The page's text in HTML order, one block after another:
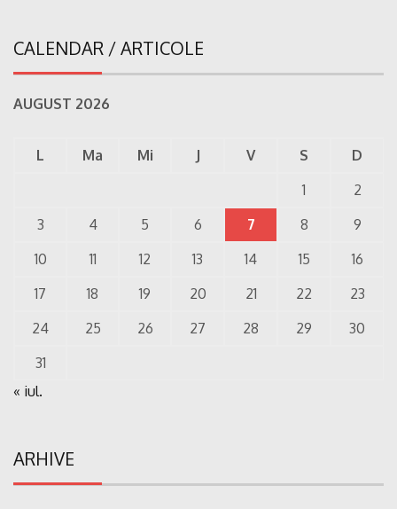
CALENDAR / ARTICOLE
AUGUST 2026
L Ma Mi J V S
D
1
2
3
4 5 6 7 8
9
10
11 12 13 14 15
16
17
18 19 20 21 22
23
24
25 26 27 28 29
30
31
« iul.
ARHIVE